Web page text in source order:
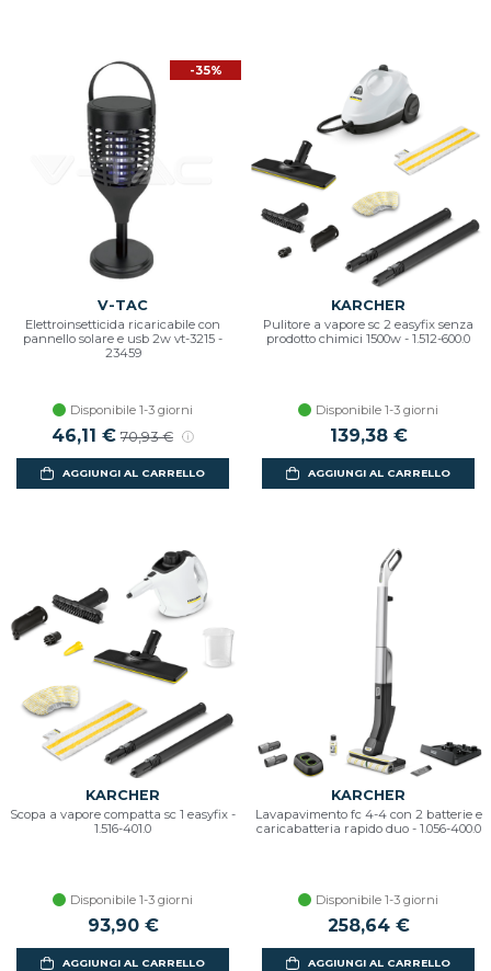
-35%
V-TAC
Elettroinsetticida ricaricabile con
pannello solare e usb 2w vt-3215 -
23459
Disponibile 1-3 giorni
46,11 € 70,93 €
AGGIUNGI AL CARRELLO
KARCHER
Pulitore a vapore sc 2 easyfix senza
prodotto chimici 1500w - 1.512-600.0
Disponibile 1-3 giorni
139,38 €
AGGIUNGI AL CARRELLO
KARCHER
Scopa a vapore compatta sc 1 easyfix -
1.516-401.0
Disponibile 1-3 giorni
93,90 €
AGGIUNGI AL CARRELLO
KARCHER
Lavapavimento fc 4-4 con 2 batterie e
caricabatteria rapido duo - 1.056-400.0
Disponibile 1-3 giorni
258,64 €
AGGIUNGI AL CARRELLO